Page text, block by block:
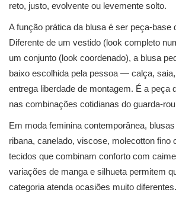
reto, justo, evolvente ou levemente solto.
A função prática da blusa é ser peça-base
Diferente de um vestido (look completo
um conjunto (look coordenado), a blusa
baixo escolhida pela pessoa — calça,
entrega liberdade de montagem. É a peça
nas combinações cotidianas do guarda-
Em moda feminina contemporânea,
ribana, canelado, viscose, molecotton
tecidos que combinam conforto com
variações de manga e silhueta permitem
categoria atenda ocasiões muito diferentes.